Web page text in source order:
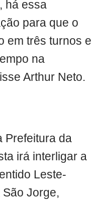
há essa
para que o
em três turnos e
na
Arthur Neto.
Prefeitura da
irá interligar a
Leste-
Jorge,